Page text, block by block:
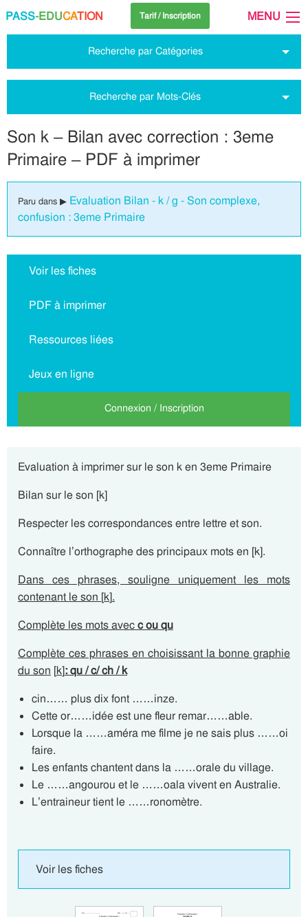
PASS-EDUCATION Tarif / Inscription MENU
Recherche par Catégories
Recherche par Mots-Clés
Son k – Bilan avec correction : 3eme
Primaire – PDF à imprimer
Paru dans ▶ Evaluation Bilan - k / g - Son complexe,
confusion : 3eme Primaire
Voir les fiches
PDF à imprimer
Ressources liées
Jeux en ligne
Connexion / Inscription
Evaluation à imprimer sur le son k en 3eme Primaire
Bilan sur le son [k]
Respecter les correspondances entre lettre et son.
Connaître l’orthographe des principaux mots en [k].
Dans ces phrases, souligne uniquement les mots
contenant le son [k].
Complète les mots avecc ou qu
Complète ces phrases en choisissant la bonne graphie
du son [k]:qu / c/ ch / k
cin…… plus dix font ……inze.
Cette or……idée est une fleur remar……able.
Lorsque la ……améra me filme je ne sais plus ……oi
faire.
Les enfants chantent dans la ……orale du village.
Le ……angourou et le ……oala vivent en Australie.
L’entraineur tient le ……ronomètre.
Voir les fiches